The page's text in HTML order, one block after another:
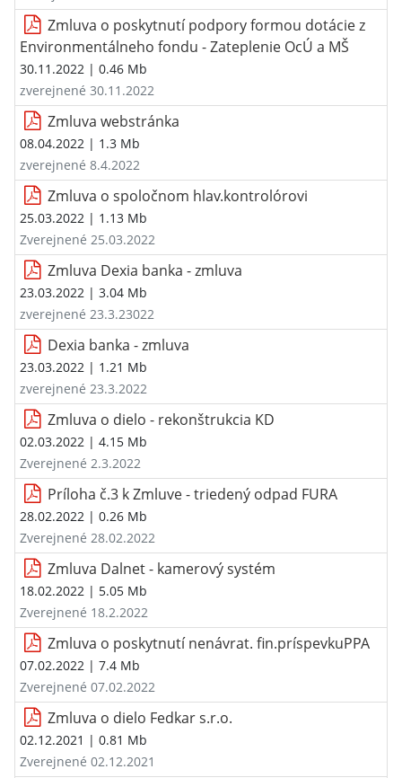
Zmluva o poskytnutí podpory formou dotácie z
Environmentálneho fondu - Zateplenie OcÚ a MŠ
30.11.2022 | 0.46 Mb
zverejnené 30.11.2022
Zmluva webstránka
08.04.2022 | 1.3 Mb
zverejnené 8.4.2022
Zmluva o spoločnom hlav.kontrolórovi
25.03.2022 | 1.13 Mb
Zverejnené 25.03.2022
Zmluva Dexia banka - zmluva
23.03.2022 | 3.04 Mb
zverejnené 23.3.23022
Dexia banka - zmluva
23.03.2022 | 1.21 Mb
zverejnené 23.3.2022
Zmluva o dielo - rekonštrukcia KD
02.03.2022 | 4.15 Mb
Zverejnené 2.3.2022
Príloha č.3 k Zmluve - triedený odpad FURA
28.02.2022 | 0.26 Mb
Zverejnené 28.02.2022
Zmluva Dalnet - kamerový systém
18.02.2022 | 5.05 Mb
Zverejnené 18.2.2022
Zmluva o poskytnutí nenávrat. fin.príspevkuPPA
07.02.2022 | 7.4 Mb
Zverejnené 07.02.2022
Zmluva o dielo Fedkar s.r.o.
02.12.2021 | 0.81 Mb
Zverejnené 02.12.2021